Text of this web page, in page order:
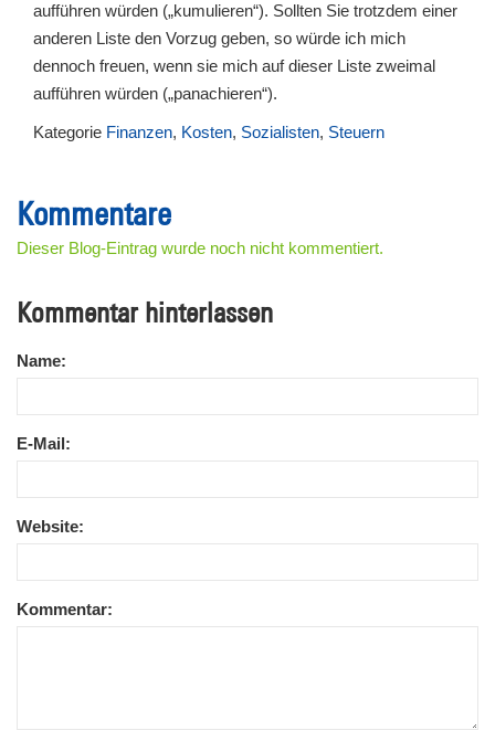
aufführen würden („kumulieren“). Sollten Sie trotzdem einer
anderen Liste den Vorzug geben, so würde ich mich
dennoch freuen, wenn sie mich auf dieser Liste zweimal
aufführen würden („panachieren“).
Kategorie Finanzen, Kosten, Sozialisten, Steuern
Kommentare
Dieser Blog-Eintrag wurde noch nicht kommentiert.
Kommentar hinterlassen
Name:
E-Mail:
Website:
Kommentar: